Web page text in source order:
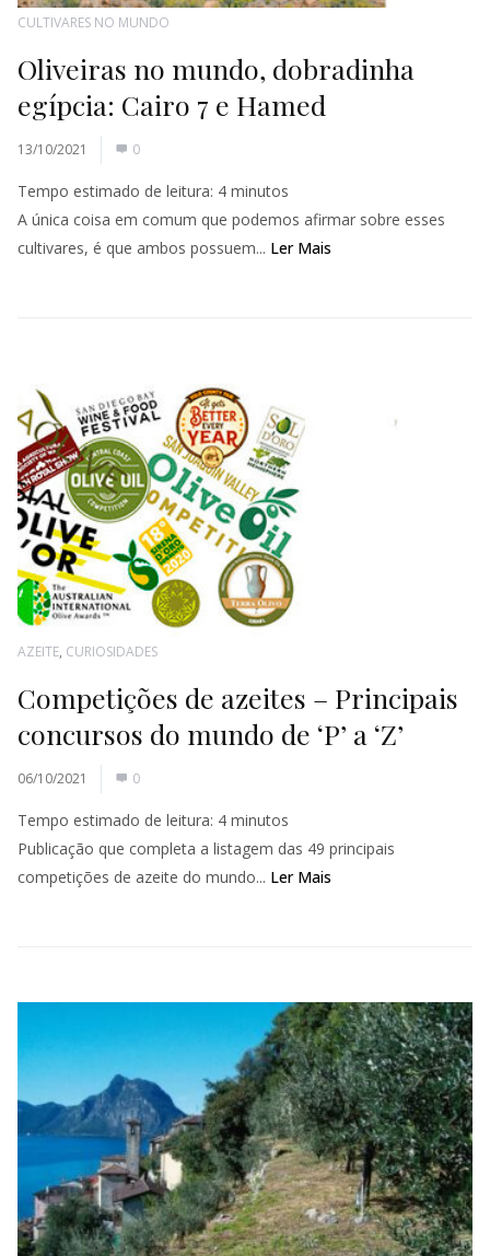
CULTIVARES NO MUNDO
Oliveiras no mundo, dobradinha
egípcia: Cairo 7 e Hamed
13/10/2021 0
Tempo estimado de leitura: 4 minutos
A única coisa em comum que podemos afirmar sobre esses
cultivares, é que ambos possuem... Ler Mais
AZEITE, CURIOSIDADES
Competições de azeites – Principais
concursos do mundo de ‘P’ a ‘Z’
06/10/2021 0
Tempo estimado de leitura: 4 minutos
Publicação que completa a listagem das 49 principais
competições de azeite do mundo... Ler Mais